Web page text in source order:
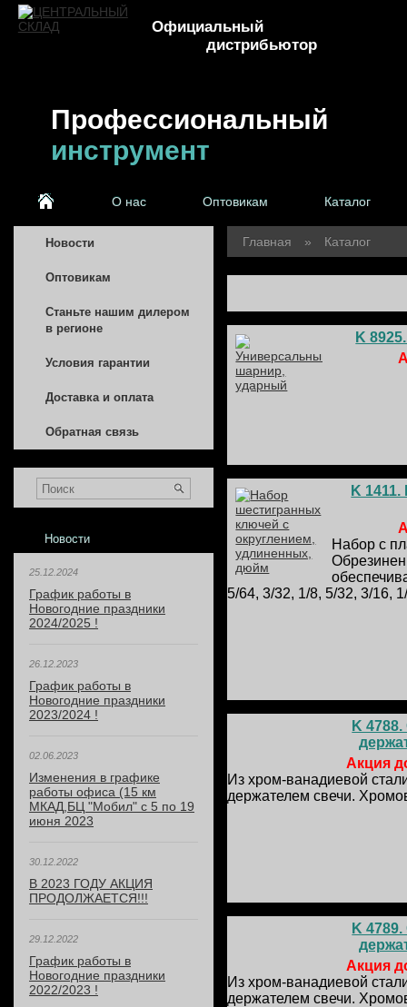
Официальный
дистрибьютор
Профессиональный
инструмент
О нас Оптовикам Каталог
Новости
Оптовикам
Станьте нашим дилером
в регионе
Условия гарантии
Доставка и оплата
Обратная связь
Новости
25.12.2024
График работы в
Новогодние праздники
2024/2025 !
26.12.2023
График работы в
Новогодние праздники
2023/2024 !
02.06.2023
Изменения в графике
работы офиса (15 км
МКАД,БЦ "Мобил" с 5 по 19
июня 2023
30.12.2022
В 2023 ГОДУ АКЦИЯ
ПРОДОЛЖАЕТСЯ!!!
29.12.2022
График работы в
Новогодние праздники
2022/2023 !
Главная » Каталог
K
K
Набор с
5/64, 3/32, 1/8, 5/32, 3/16,
K
Акция
Из хром-ванадиевой
держателем свечи.
K
Акция
Из хром-ванадиевой
держателем свечи.